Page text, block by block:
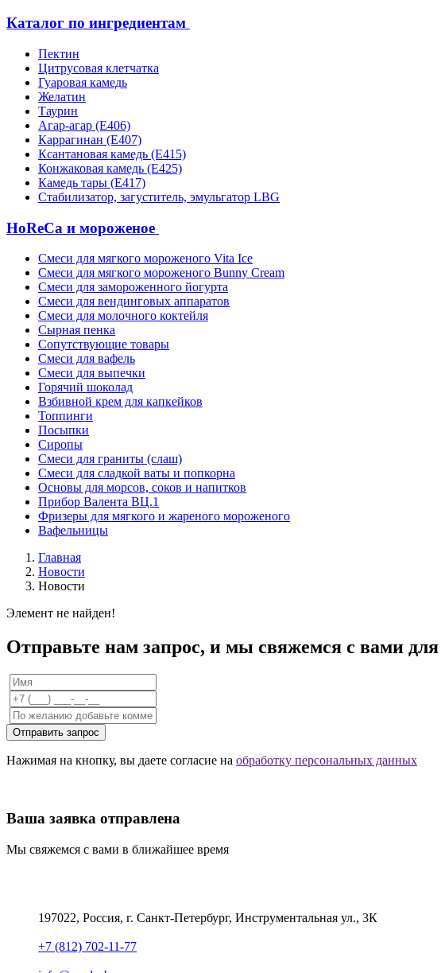
Каталог по ингредиентам
Пектин
Цитрусовая клетчатка
Гуаровая камедь
Желатин
Таурин
Агар-агар (Е406)
Каррагинан (Е407)
Ксантановая камедь (Е415)
Конжаковая камедь (Е425)
Камедь тары (Е417)
Стабилизатор, загуститель, эмульгатор LBG
HoReCa и мороженое
Смеси для мягкого мороженого Vita Ice
Смеси для мягкого мороженого Bunny Cream
Смеси для замороженного йогурта
Смеси для вендинговых аппаратов
Смеси для молочного коктейля
Сырная пенка
Сопутствующие товары
Смеси для вафель
Смеси для выпечки
Горячий шоколад
Взбивной крем для капкейков
Топпинги
Посыпки
Сиропы
Смеси для граниты (слаш)
Смеси для сладкой ваты и попкорна
Основы для морсов, соков и напитков
Прибор Валента ВЦ.1
Фризеры для мягкого и жареного мороженого
Вафельницы
Главная
Новости
Новости
Элемент не найден!
Отправьте нам запрос, и мы свяжемся с вами
Отправить запрос
Нажимая на кнопку, вы даете согласие на обработку персональных данных
Ваша заявка отправлена
Мы свяжемся с вами в ближайшее время
197022, Россия, г. Санкт-Петербург, Инструментальная ул., 3К
+7 (812) 702-11-77